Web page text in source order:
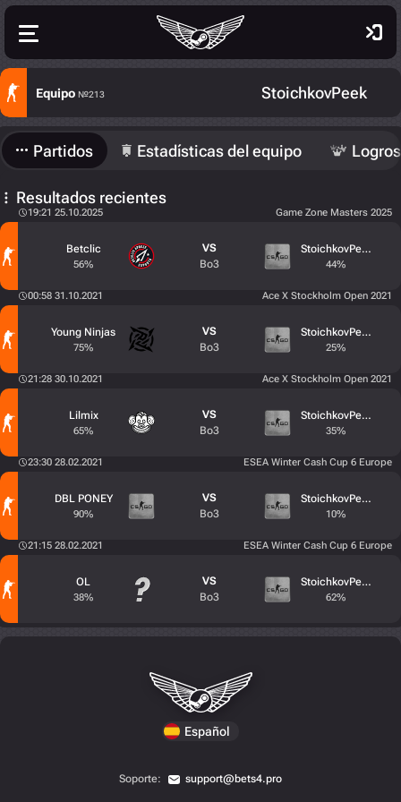
Equipo №213 StoichkovPeek
Partidos Estadísticas del equipo Logros
Resultados recientes
19:21 25.10.2025 Game Zone Masters 2025
Betclic
56%
VS
Bo3
StoichkovPeek
44%
00:58 31.10.2021 Ace X Stockholm Open 2021
Young Ninjas
75%
VS
Bo3
StoichkovPeek
25%
21:28 30.10.2021 Ace X Stockholm Open 2021
Lilmix
65%
VS
Bo3
StoichkovPeek
35%
23:30 28.02.2021 ESEA Winter Cash Cup 6 Europe
DBL PONEY
90%
VS
Bo3
StoichkovPeek
10%
21:15 28.02.2021 ESEA Winter Cash Cup 6 Europe
OL
38%
VS
Bo3
StoichkovPeek
62%
Soporte: support@bets4.pro
Español